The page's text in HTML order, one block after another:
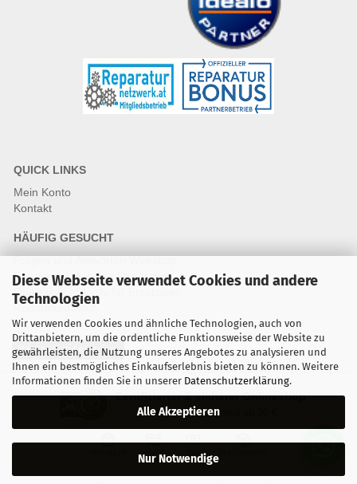
Diese Webseite verwendet Cookies und andere
Technologien
Wir verwenden Cookies und ähnliche Technologien, auch von
Drittanbietern, um die ordentliche Funktionsweise der Website zu
gewährleisten, die Nutzung unseres Angebotes zu analysieren und
Ihnen ein bestmögliches Einkaufserlebnis bieten zu können. Weitere
Informationen finden Sie in unserer Datenschutzerklärung.
Alle Akzeptieren
Nur Notwendige
QUICK LINKS
Mein Konto
Kontakt
HÄUFIG GESUCHT
Fragen und Antworten Webshop
Fragen & Antworten Reparatur
Qualitätsstandards für Ersatzteile
Reparaturablauf
Vertrag widerrufen
Zertifizierter & sicherer Onlineshop
Kostenloser Versand ab 30 €